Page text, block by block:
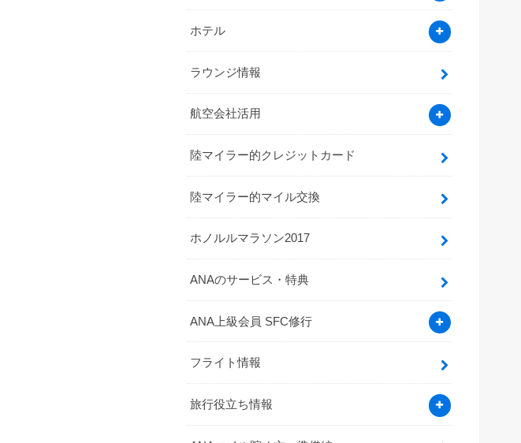
ホテル
ラウンジ情報
航空会社活用
陸マイラー的クレジットカード
陸マイラー的マイル交換
ホノルルマラソン2017
ANAのサービス・特典
ANA上級会員 SFC修行
フライト情報
旅行役立ち情報